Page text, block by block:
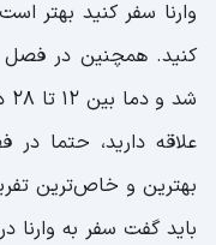
کنید. همچنین در فصل
علاقه دارید، حتما در
بهترین و خاص‌ترین
باید گفت سفر به وارنا